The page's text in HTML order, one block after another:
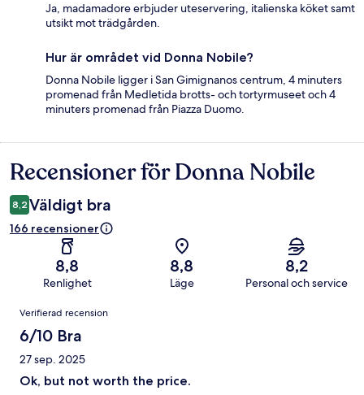
Ja, madamadore erbjuder uteservering, italienska köket samt
utsikt mot trädgården.
Hur är området vid Donna Nobile?
Donna Nobile ligger i San Gimignanos centrum, 4 minuters
promenad från Medletida brotts- och tortyrmuseet och 4
minuters promenad från Piazza Duomo.
Recensioner
Recensioner för Donna Nobile
8,2 Väldigt bra
166 recensioner
8,8
Renlighet
8,8
Läge
8,2
Personal och service
Recensioner
Verifierad recension
6/10 Bra
27 sep. 2025
Ok, but not worth the price.